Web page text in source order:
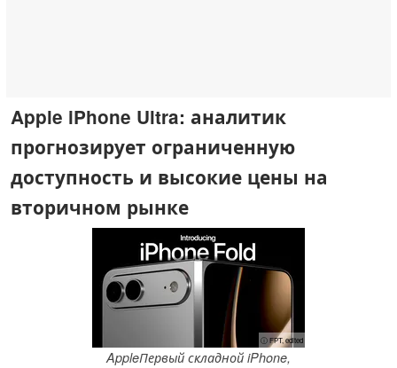
Apple iPhone Ultra: аналитик
прогнозирует ограниченную
доступность и высокие цены на
вторичном рынке
ⓘ FPT, edited
AppleПервый складной iPhone,